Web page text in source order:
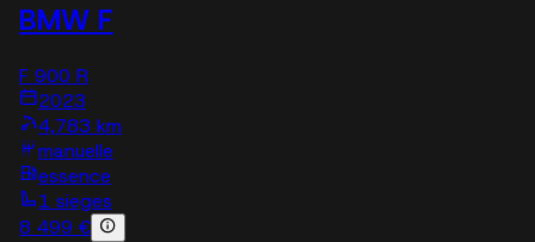
BMW F
F 900 R
2023
4,783 km
manuelle
essence
1 sieges
8 499 €